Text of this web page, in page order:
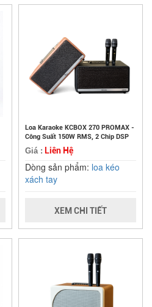
Loa Karaoke KCBOX 270 PROMAX -
Công Suất 150W RMS, 2 Chip DSP
Giá : Liên Hệ
Dòng sản phẩm: loa kéo
xách tay
XEM CHI TIẾT